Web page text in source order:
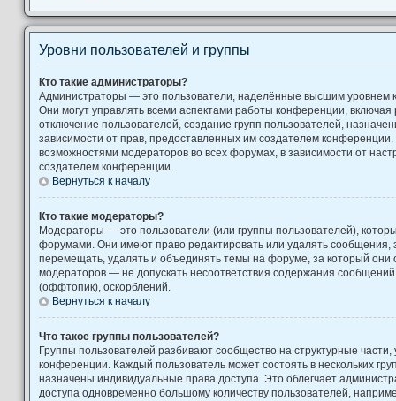
Уровни пользователей и группы
Кто такие администраторы?
Администраторы — это пользователи, наделённые высшим уровнем
Они могут управлять всеми аспектами работы конференции, включая
отключение пользователей, создание групп пользователей,
зависимости от прав, предоставленных им создателем
возможностями модераторов во всех форумах, в зависимости от
создателем конференции.
Вернуться к началу
Кто такие модераторы?
Модераторы — это пользователи (или группы пользователей),
форумами. Они имеют право редактировать или удалять сообщения,
перемещать, удалять и объединять темы на форуме, за который они
модераторов — не допускать несоответствия содержания
(оффтопик), оскорблений.
Вернуться к началу
Что такое группы пользователей?
Группы пользователей разбивают сообщество на структурные
конференции. Каждый пользователь может состоять в нескольких
назначены индивидуальные права доступа. Это облегчает
доступа одновременно большому количеству пользователей,